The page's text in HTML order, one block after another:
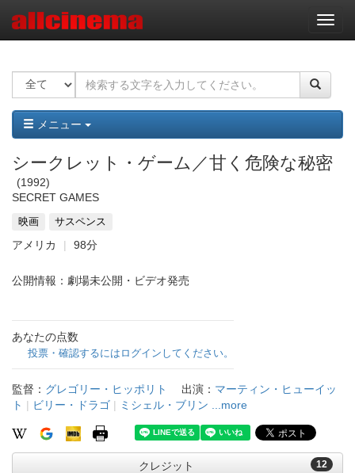
ナ
ビ
ー
ョ
ン
メニュー
シークレット・ゲーム／甘く危険な秘密
1992
SECRET GAMES
映画 サスペンス
アメリカ 98分
公開情報：劇場未公開・ビデオ発売
あなたの点数
投票・確認するにはログインしてください。
監督： グレゴリー・ヒッポリト 出演： マーティン・ヒューイッ
ト | ビリー・ドラゴ | ミシェル・ブリン ...more
12
クレジット